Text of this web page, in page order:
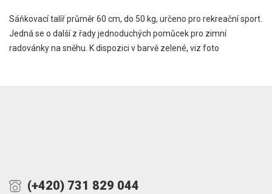
Sáňkovací talíř průměr 60 cm, do 50 kg, určeno pro rekreační sport.
Jedná se o další z řady jednoduchých pomůcek pro zimní
radovánky na sněhu. K dispozici v barvě zelené, viz foto
(+420) 731 829 044